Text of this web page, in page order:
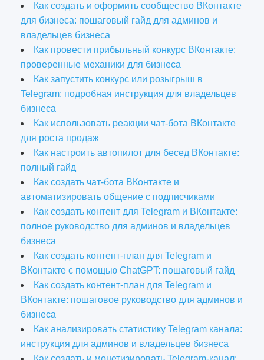
Как создать и оформить сообщество ВКонтакте
для бизнеса: пошаговый гайд для админов и
владельцев бизнеса
Как провести прибыльный конкурс ВКонтакте:
проверенные механики для бизнеса
Как запустить конкурс или розыгрыш в
Telegram: подробная инструкция для владельцев
бизнеса
Как использовать реакции чат-бота ВКонтакте
для роста продаж
Как настроить автопилот для бесед ВКонтакте:
полный гайд
Как создать чат-бота ВКонтакте и
автоматизировать общение с подписчиками
Как создать контент для Telegram и ВКонтакте:
полное руководство для админов и владельцев
бизнеса
Как создать контент-план для Telegram и
ВКонтакте с помощью ChatGPT: пошаговый гайд
Как создать контент-план для Telegram и
ВКонтакте: пошаговое руководство для админов и
бизнеса
Как анализировать статистику Telegram канала:
инструкция для админов и владельцев бизнеса